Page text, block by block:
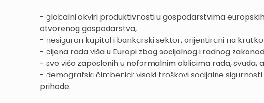
- globalni okviri produktivnosti u gospodarstvima
otvorenog gospodarstva,
- nesiguran kapital i bankarski sektor, orijentirani na
- cijena rada viša u Europi zbog socijalnog i radnog
- sve više zaposlenih u neformalnim oblicima rada, svuda,
- demografski čimbenici: visoki troškovi socijalne
prihode.